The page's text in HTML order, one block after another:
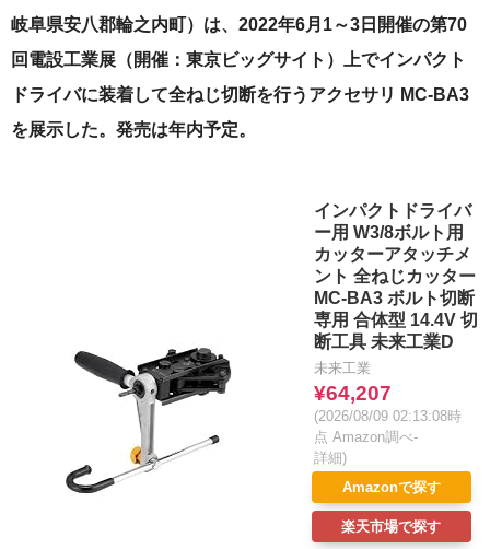
岐阜県安八郡輪之内町）は、2022年6月1～3日開催の第70
回電設工業展（開催：東京ビッグサイト）上でインパクト
ドライバに装着して全ねじ切断を行うアクセサリ MC-BA3
を展示した。発売は年内予定。
インパクトドライバ
ー用 W3/8ボルト用
カッターアタッチメ
ント 全ねじカッター
MC-BA3 ボルト切断
専用 合体型 14.4V 切
断工具 未来工業D
未来工業
¥64,207
(2026/08/09 02:13:08時
点 Amazon調べ-
詳細)
Amazonで探す
楽天市場で探す